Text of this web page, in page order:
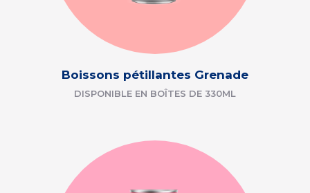
Boissons pétillantes Grenade
DISPONIBLE EN BOÎTES DE 330ML